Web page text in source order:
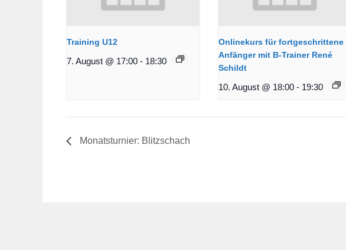
Training U12
7. August @ 17:00 - 18:30
Onlinekurs für fortgeschrittene
Anfänger mit B-Trainer René
Schildt
10. August @ 18:00 - 19:30
Monatsturnier: Blitzschach